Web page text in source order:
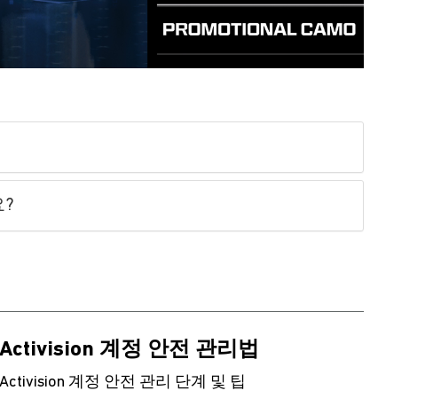
?
Activision 계정 안전 관리법
Activision 계정 안전 관리 단계 및 팁